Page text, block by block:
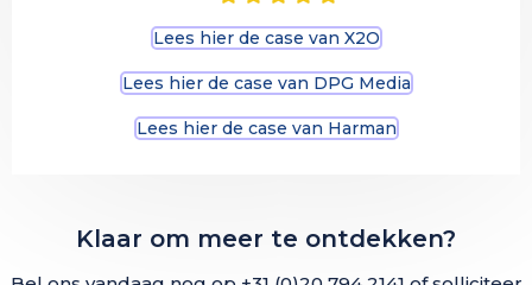
Lees hier de case van X2O
Lees hier de case van DPG Media
Lees hier de case van Harman
Klaar om meer te ontdekken?